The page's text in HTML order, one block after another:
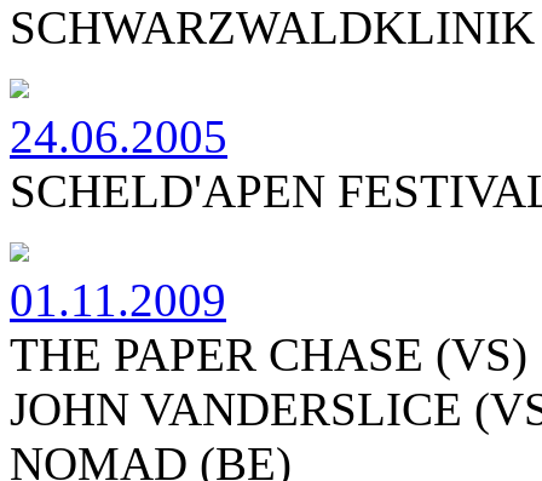
SCHWARZWALDKLINIK
24.06.2005
SCHELD'APEN
01.11.2009
THE PAPER CHASE (VS)
JOHN VANDERSLICE
NOMAD (BE)